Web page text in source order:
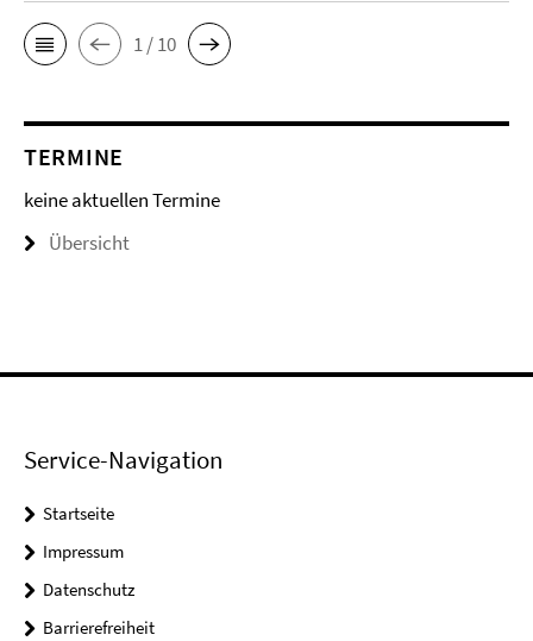
1 / 10
TERMINE
keine aktuellen Termine
Übersicht
Service-Navigation
Startseite
Impressum
Datenschutz
Barrierefreiheit